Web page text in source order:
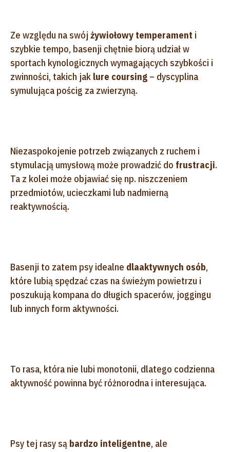
Ze względu na swój żywiołowy temperament i
szybkie tempo, basenji chętnie biorą udział w
sportach kynologicznych wymagających szybkości i
zwinności, takich jak lure coursing – dyscyplina
symulująca pościg za zwierzyną.
Niezaspokojenie potrzeb związanych z ruchem i
stymulacją umysłową może prowadzić do frustracji.
Ta z kolei może objawiać się np. niszczeniem
przedmiotów, ucieczkami lub nadmierną
reaktywnością.
Basenji to zatem psy idealne dlaaktywnych osób,
które lubią spędzać czas na świeżym powietrzu i
poszukują kompana do długich spacerów, joggingu
lub innych form aktywności.
To rasa, która nie lubi monotonii, dlatego codzienna
aktywność powinna być różnorodna i interesująca.
Psy tej rasy są bardzo inteligentne, ale